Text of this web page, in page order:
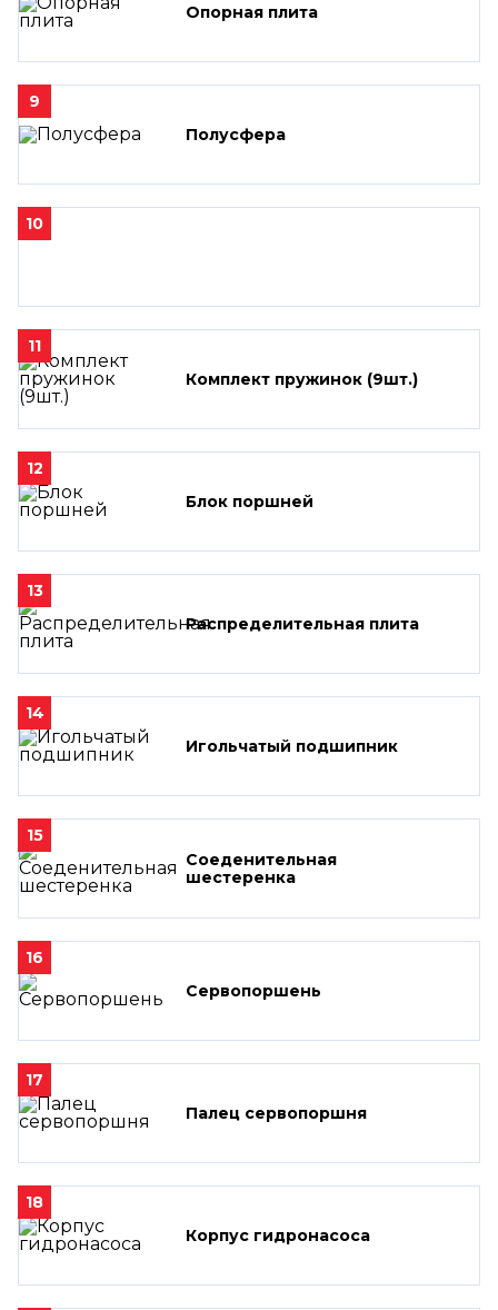
Опорная плита
9
Полусфера
10
11
Комплект пружинок (9шт.)
12
Блок поршней
13
Распределительная плита
14
Игольчатый подшипник
15
Соеденительная
шестеренка
16
Сервопоршень
17
Палец сервопоршня
18
Корпус гидронасоса